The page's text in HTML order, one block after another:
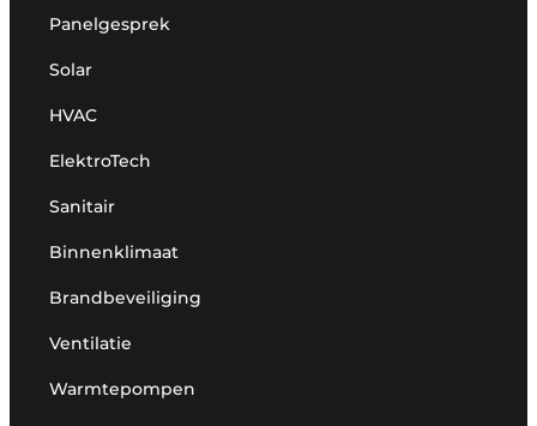
Panelgesprek
Solar
HVAC
ElektroTech
Sanitair
Binnenklimaat
Brandbeveiliging
Ventilatie
Warmtepompen